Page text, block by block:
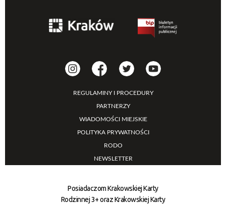
REGULAMINY I PROCEDURY
PARTNERZY
WIADOMOŚCI MIEJSKIE
POLITYKA PRYWATNOŚCI
RODO
NEWSLETTER
Posiadaczom Krakowskiej Karty
Rodzinnej 3+ oraz Krakowskiej Karty